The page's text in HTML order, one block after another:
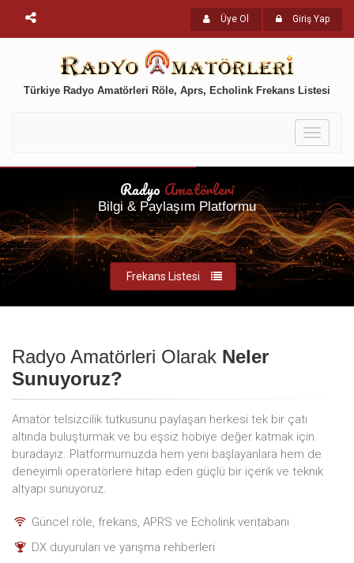
Üye Ol Giriş Yap
Türkiye Radyo Amatörleri Röle, Aprs, Echolink Frekans Listesi
Toggle
Radyo Amatörleri
Bilgi & Paylaşım Platformu
Frekans Listesi
Radyo Amatörleri Olarak Neler
Sunuyoruz?
Amatör telsizcilik tutkusunu paylaşan herkesi tek bir çatı
altında buluşturmak ve bu eşsiz hobiye değer katmak için
buradayız. Platformumuzda hem yeni başlayanlara hem de
deneyimli operatörlere hitap eden güçlü bir içerik ve teknik
altyapı sunuyoruz.
Güncel röle, frekans, APRS ve Echolink veritabanı
DX duyuruları ve yarışma rehberleri